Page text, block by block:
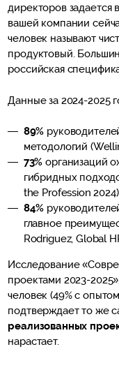
директоров задается
вашей компании
человек называют
продуктовый.
российская
Данные за 2024-2025
89%
методологий
73% организаций
гибридных
the Profession
84%
главное
Rodriguez, Global
Исследование
проектами 2023-
человек (49% с
подтверждает то же
реализованных
нарастает.